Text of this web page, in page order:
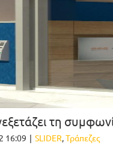
τη
16:09 | SLIDER,Τράπεζες